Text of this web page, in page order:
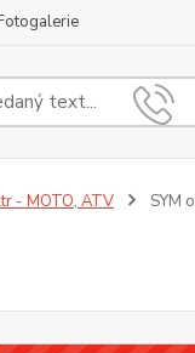
- MOTO, ATV SYM